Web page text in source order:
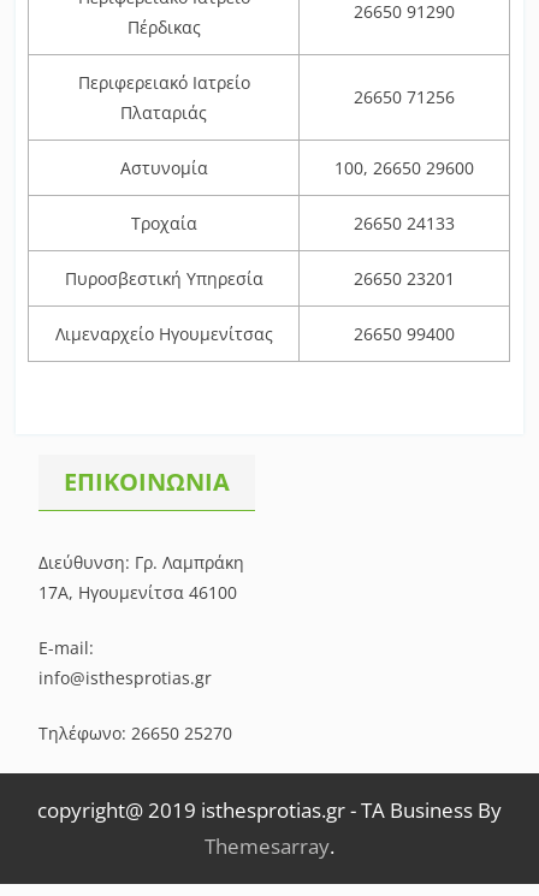
Πέρδικας
26650 91290
Περιφερειακό Ιατρείο
Πλαταριάς
26650 71256
Αστυνομία 100, 26650 29600
Τροχαία 26650 24133
Πυροσβεστική Υπηρεσία 26650 23201
Λιμεναρχείο Ηγουμενίτσας 26650 99400
ΕΠΙΚΟΙΝΩΝΙΑ
Διεύθυνση: Γρ. Λαμπράκη
17Α, Ηγουμενίτσα 46100
E-mail:
info@isthesprotias.gr
Τηλέφωνο: 26650 25270
copyright@ 2019 isthesprotias.gr-TA Business By
Themesarray.